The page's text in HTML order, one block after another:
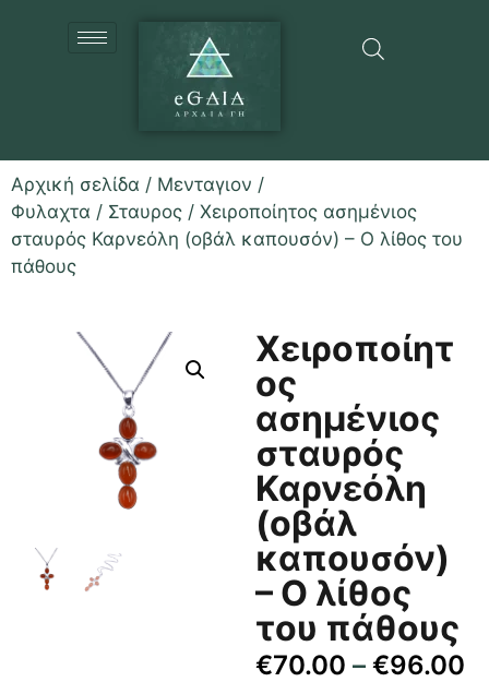
Αρχική σελίδα / Μενταγιον /
Φυλαχτα / Σταυρος / Χειροποίητος ασημένιος
σταυρός Καρνεόλη (οβάλ καπουσόν) – Ο λίθος του
πάθους
Χειροποίητ
ος
ασημένιος
σταυρός
Καρνεόλη
(οβάλ
καπουσόν)
– Ο λίθος
του πάθους
€70.00 – €96.00